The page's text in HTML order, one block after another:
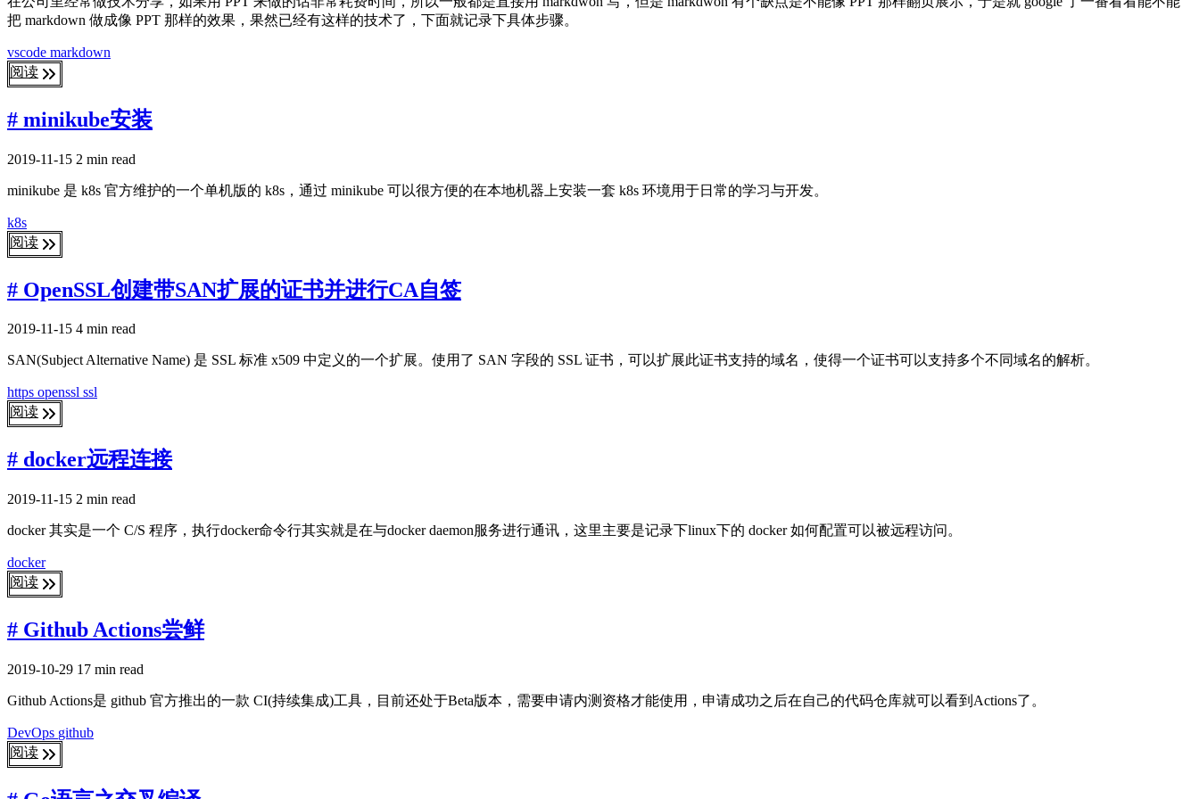
把 markdown 做成像 PPT 那样的效果，果然已经有这样的技术了，下面就记录下具体步骤。
vscode markdown
阅读
# minikube安装
2019-11-15 2 min read
minikube 是 k8s 官方维护的一个单机版的 k8s，通过 minikube 可以很方便的在本地机器上安装一套 k8s 环境用于日常的学习与开发。
k8s
阅读
# OpenSSL创建带SAN扩展的证书并进行CA自签
2019-11-15 4 min read
SAN(Subject Alternative Name) 是 SSL 标准 x509 中定义的一个扩展。使用了 SAN 字段的 SSL 证书，可以扩展此证书支持的域名，使得一个证书可以支持多个不同域名的解析。
https openssl ssl
阅读
# docker远程连接
2019-11-15 2 min read
docker 其实是一个 C/S 程序，执行docker命令行其实就是在与docker daemon服务进行通讯，这里主要是记录下linux下的 docker 如何配置可以被远程访问。
docker
阅读
# Github Actions尝鲜
2019-10-29 17 min read
Github Actions是 github 官方推出的一款 CI(持续集成)工具，目前还处于Beta版本，需要申请内测资格才能使用，申请成功之后在自己的代码仓库就可以看到Actions了。
DevOps github
阅读